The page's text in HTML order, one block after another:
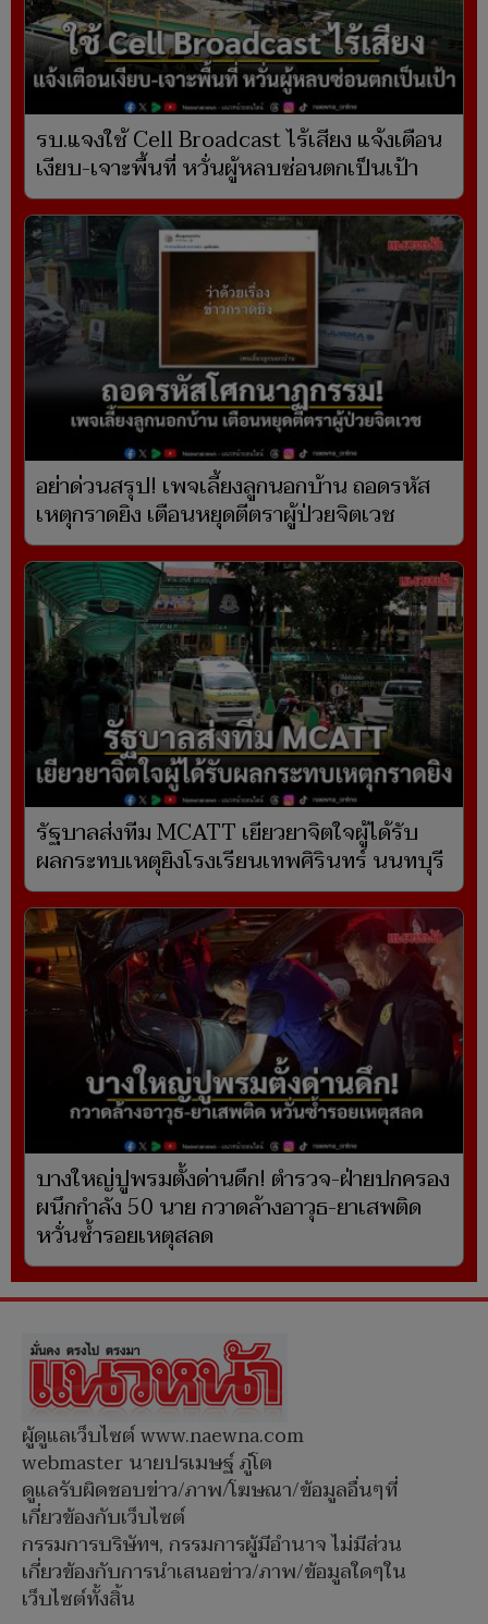
รบ.แจงใช้ Cell Broadcast ไร้เสียง แจ้งเตือน
เงียบ-เจาะพื้นที่ หวั่นผู้หลบซ่อนตกเป็นเป้า
อย่าด่วนสรุป! เพจเลี้ยงลูกนอกบ้าน ถอดรหัส
เหตุกราดยิง เตือนหยุดตีตราผู้ป่วยจิตเวช
รัฐบาลส่งทีม MCATT เยียวยาจิตใจผู้ได้รับ
ผลกระทบเหตุยิงโรงเรียนเทพศิรินทร์ นนทบุรี
บางใหญ่ปูพรมตั้งด่านดึก! ตำรวจ-ฝ่ายปกครอง
ผนึกกำลัง 50 นาย กวาดล้างอาวุธ-ยาเสพติด
หวั่นซ้ำรอยเหตุสลด
ผู้ดูแลเว็บไซต์ www.naewna.com
webmaster นายปรเมษฐ์ ภู่โต
ดูแลรับผิดชอบข่าว/ภาพ/โฆษณา/ข้อมูลอื่นๆที่
เกี่ยวข้องกับเว็บไซต์
กรรมการบริษัทฯ, กรรมการผู้มีอำนาจ ไม่มีส่วน
เกี่ยวข้องกับการนำเสนอข่าว/ภาพ/ข้อมูลใดๆใน
เว็บไซต์ทั้งสิ้น